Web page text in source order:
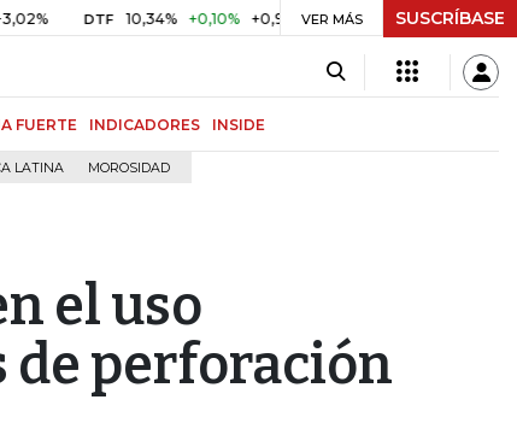
DTF 10,34% +0,10% +0,98% UVR $ 416,86 +$ 0,05 +0,01%
VER MÁS SUSCRÍBASE
FUERTE INDICADORES INSIDE
LATINA MOROSIDAD
el uso
de perforación